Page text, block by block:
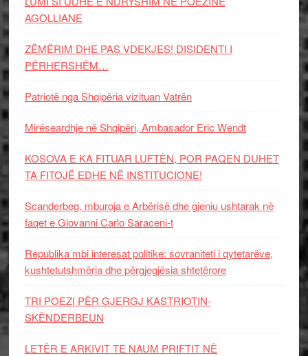
AGOLLIANE
ZËMËRIM DHE PAS VDEKJES! DISIDENTI I
PËRHERSHËM…
Patriotë nga Shqipëria vizituan Vatrën
Mirëseardhje në Shqipëri, Ambasador Eric Wendt
KOSOVA E KA FITUAR LUFTËN, POR PAQEN DUHET
TA FITOJË EDHE NË INSTITUCIONE!
Scanderbeg, mburoja e Arbërisë dhe gjeniu ushtarak në
faqet e Giovanni Carlo Saraceni-t
Republika mbi interesat politike: sovraniteti i qytetarëve,
kushtetutshmëria dhe përgjegjësia shtetërore
TRI POEZI PËR GJERGJ KASTRIOTIN-
SKËNDERBEUN
LETËR E ARKIVIT TE NAUM PRIFTIT NË